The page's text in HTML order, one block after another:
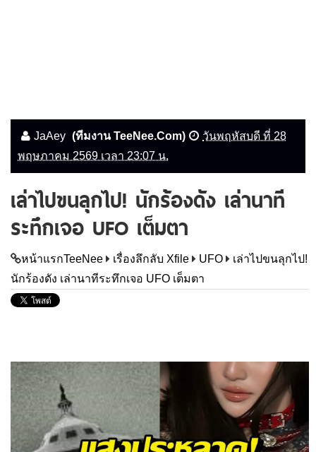
JaAey (ทีมงาน TeeNee.Com)
วันพฤหัสบดี ที่ 28
พฤษภาคม 2569 เวลา 23:07 น.
เล่าไปขนลุกไป! นักร้องดัง เล่านาที
ระทึกเจอ UFO เต็มตา
หน้าแรกTeeNee เรื่องลึกลับ Xfile UFO
เล่าไปขนลุกไป!
นักร้องดัง เล่านาทีระทึกเจอ UFO เต็มตา